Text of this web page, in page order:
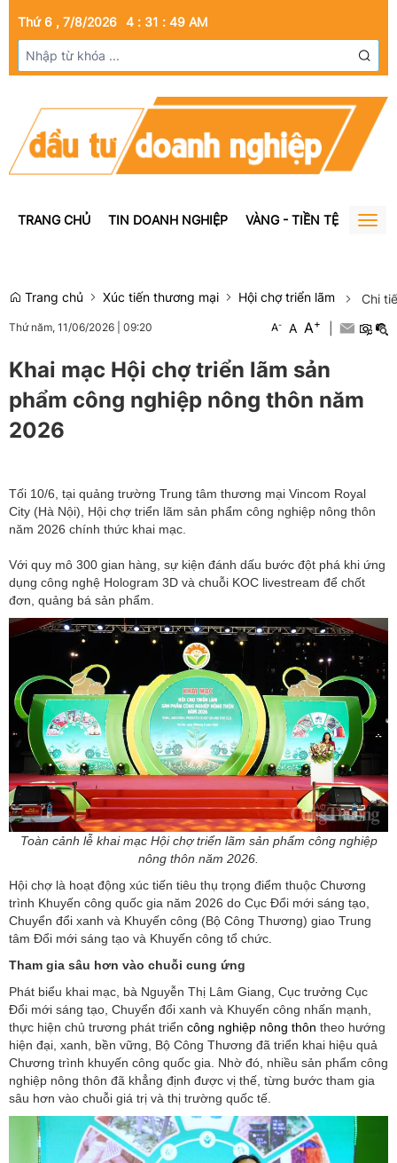
Thứ 6 , 7/8/2026 4 : 31 : 50 AM
TRANG CHỦ TIN DOANH NGHIỆP VÀNG - TIỀN TỆ BẤT
Trang chủ Xúc tiến thương mại Hội chợ triển lãm Chi
Thứ năm, 11/06/2026 09:20 A- A A+
Khai mạc Hội chợ triển lãm sản
phẩm công nghiệp nông thôn năm
2026
Tối 10/6, tại quảng trường Trung tâm thương mại Vincom Royal
City (Hà Nội), Hội chợ triển lãm sản phẩm công nghiệp nông thôn
năm 2026 chính thức khai mạc.
Với quy mô 300 gian hàng, sự kiện đánh dấu bước đột phá khi ứng
dụng công nghệ Hologram 3D và chuỗi KOC livestream để chốt
đơn, quảng bá sản phẩm.
Toàn cảnh lễ khai mạc Hội chợ triển lãm sản phẩm công nghiệp
nông thôn năm 2026.
Hội chợ là hoạt động xúc tiến tiêu thụ trọng điểm thuộc Chương
trình Khuyến công quốc gia năm 2026 do Cục Đổi mới sáng tạo,
Chuyển đổi xanh và Khuyến công (Bộ Công Thương) giao Trung
tâm Đổi mới sáng tạo và Khuyến công tổ chức.
Tham gia sâu hơn vào chuỗi cung ứng
Phát biểu khai mạc, bà Nguyễn Thị Lâm Giang, Cục trưởng Cục
Đổi mới sáng tạo, Chuyển đổi xanh và Khuyến công nhấn mạnh,
thực hiện chủ trương phát triển công nghiệp nông thôn theo hướng
hiện đại, xanh, bền vững, Bộ Công Thương đã triển khai hiệu quả
Chương trình khuyến công quốc gia. Nhờ đó, nhiều sản phẩm công
nghiệp nông thôn đã khẳng định được vị thế, từng bước tham gia
sâu hơn vào chuỗi giá trị và thị trường quốc tế.